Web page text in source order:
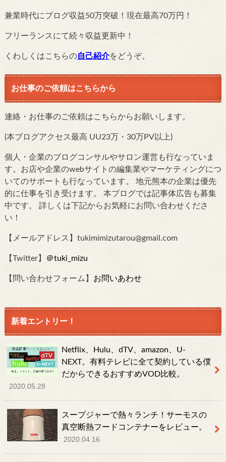
兼業時代にブログ収益50万突破！現在最高70万円！
フリーランスにて続々収益更新中！
くわしくはこちらの自己紹介をどうぞ。
お仕事のご依頼はこちらから
連絡・お仕事のご依頼はこちらからお願いします。
(本ブログアクセス最高 UU23万・30万PV以上)
個人・企業のブログコンサルやサロン運営も行なっていま
す。お店や企業のwebサイトの編集業やマーケティングにつ
いてのサポートも行なっています。 地元熊本の企業は優先
的に仕事を引き受けます。 本ブログでは記事体広告も募集
中です。 詳しくは下記からお気軽にお問い合わせくださ
い！
【メールアドレス】tukimimizutarou@gmail.com
【Twitter】 ＠tuki_mizu
【問い合わせフォーム】 お問いあわせ
新着エントリー！
Netflix、Hulu、dTV、amazon、U-
NEXT。有料テレビに全て契約している僕
だからできるおすすめVOD比較。
2020.05.28
スープジャーで熱々ランチ！サーモスの
真空断熱フードコンテナーをレビュー。
2020.04.16